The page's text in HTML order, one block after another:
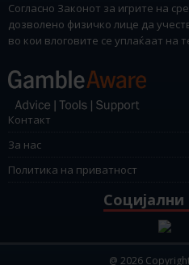
Согласно Законот за игрите на
дозволено физичко лице да
во кои влоговите се уплаќаат на
Контакт
За нас
Политика на приватност
@ 2026 Copyright